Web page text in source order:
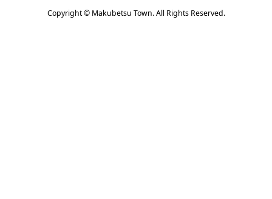
Copyright © Makubetsu Town. All Rights Reserved.